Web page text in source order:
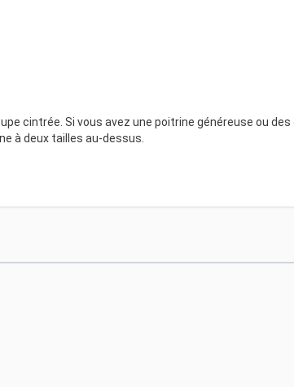
cintrée. Si vous avez une poitrine généreuse ou des
à deux tailles au-dessus.